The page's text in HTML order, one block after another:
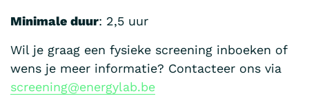
Minimale duur: 2,5 uur
Wil je graag een fysieke screening inboeken of
wens je meer informatie? Contacteer ons via
screening@energylab.be